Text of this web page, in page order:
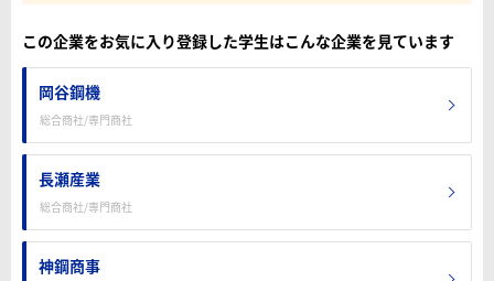
この企業をお気に入り登録した学生はこんな企業を見ています
岡谷鋼機
総合商社/専門商社
長瀬産業
総合商社/専門商社
神鋼商事